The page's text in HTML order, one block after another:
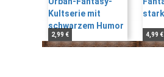
2,99 € 4,99 €